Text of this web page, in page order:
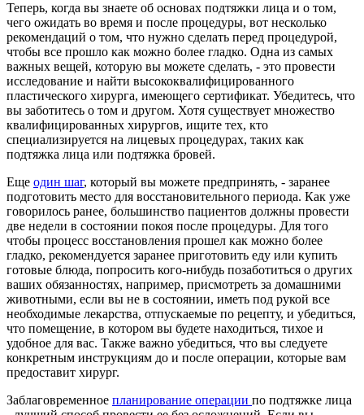
Теперь, когда вы знаете об основах подтяжки лица и о том,
чего ожидать во время и после процедуры, вот несколько
рекомендаций о том, что нужно сделать перед процедурой,
чтобы все прошло как можно более гладко. Одна из самых
важных вещей, которую вы можете сделать, - это провести
исследование и найти высококвалифицированного
пластического хирурга, имеющего сертификат. Убедитесь, что
вы заботитесь о том и другом. Хотя существует множество
квалифицированных хирургов, ищите тех, кто
специализируется на лицевых процедурах, таких как
подтяжка лица или подтяжка бровей.
Еще один шаг, который вы можете предпринять, - заранее
подготовить место для восстановительного периода. Как уже
говорилось ранее, большинство пациентов должны провести
две недели в состоянии покоя после процедуры. Для того
чтобы процесс восстановления прошел как можно более
гладко, рекомендуется заранее приготовить еду или купить
готовые блюда, попросить кого-нибудь позаботиться о других
ваших обязанностях, например, присмотреть за домашними
животными, если вы не в состоянии, иметь под рукой все
необходимые лекарства, отпускаемые по рецепту, и убедиться,
что помещение, в котором вы будете находиться, тихое и
удобное для вас. Также важно убедиться, что вы следуете
конкретным инструкциям до и после операции, которые вам
предоставит хирург.
Заблаговременное планирование операции по подтяжке лица